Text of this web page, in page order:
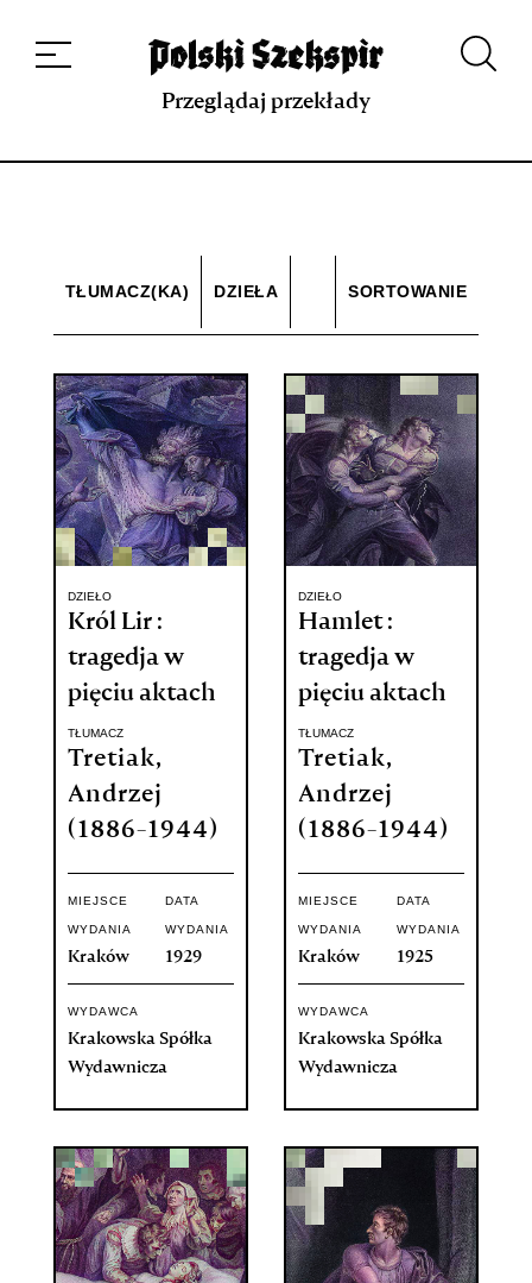
projekcie
Kontakt Indeks strony Aplikacja
Repozytorium XIX w.
Przeglądaj przekłady
TŁUMACZ(KA) DZIEŁA SORTOWANIE
DZIEŁO
Król Lir :
tragedja w
pięciu aktach
TŁUMACZ
Tretiak,
Andrzej
(1886-1944)
MIEJSCE
WYDANIA
Kraków
DATA
WYDANIA
1929
WYDAWCA
Krakowska Spółka
Wydawnicza
DZIEŁO
Hamlet :
tragedja w
pięciu aktach
TŁUMACZ
Tretiak,
Andrzej
(1886-1944)
MIEJSCE
WYDANIA
Kraków
DATA
WYDANIA
1925
WYDAWCA
Krakowska Spółka
Wydawnicza